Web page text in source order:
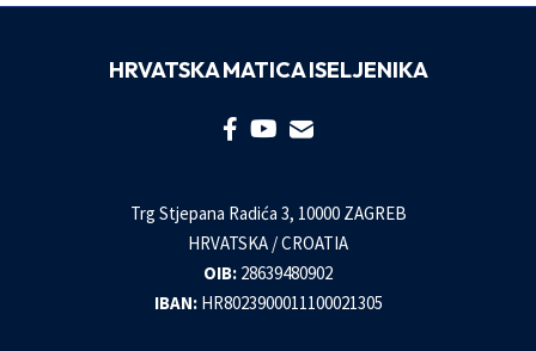
HRVATSKA MATICA ISELJENIKA
Trg Stjepana Radića 3, 10000 ZAGREB
HRVATSKA / CROATIA
OIB: 28639480902
IBAN: HR8023900011100021305